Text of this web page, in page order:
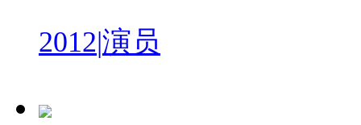
2012|演员